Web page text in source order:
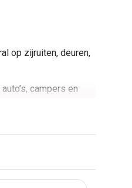
op zijruiten, deuren,
campers en
uit kleine losse